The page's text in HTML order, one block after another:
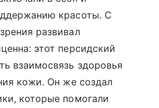
красоты. С
развивал
этот персидский
взаимосвязь здоровья
кожи. Он же создал
которые помогали